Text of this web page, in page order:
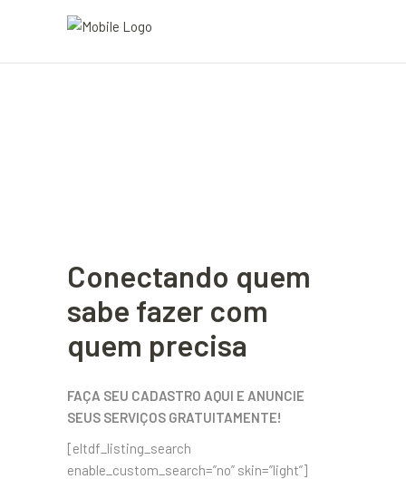
Conectando quem
sabe fazer com
quem precisa
FAÇA SEU CADASTRO AQUI E ANUNCIE
SEUS SERVIÇOS GRATUITAMENTE!
[eltdf_listing_search
enable_custom_search=”no” skin=”light”]